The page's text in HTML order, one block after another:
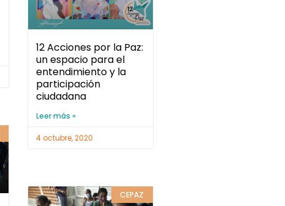
12 Acciones por la Paz:
un espacio para el
entendimiento y la
participación
ciudadana
Leer más »
4 octubre, 2020
CEPAZ